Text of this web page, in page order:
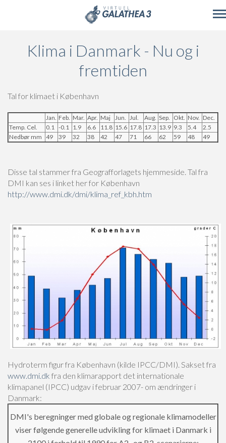
Klima i Danmark - Nu og i
fremtiden
Tal for klimaet i København
Jan. Feb. Mar. Apr. Maj Jun. Jul. Aug. Sep. Okt. Nov. Dec.
Temp. Cel.
0.1 -0.1 1.9 6.6 11.8 15.6 17.8 17.3 13.9 9.3 5.4
2.5
Nedbør mm 49 39 32 38 42 47 71 66 62 59 48 49
Disse tal stammer fra Geografforlagets hjemmeside. Tal fra
DMI kan ses i linket her for København
http://www.dmi.dk/dmi/klima_ref_kbh.htm
Hydroterm figur fra København (kilde IPCC/DMI). Sakset fra
www.dmi.dk fra den klimarapport det internationale
klimapanel (IPCC) udgav i februar 2007- om ændringer i
Danmark:
DMI's beregninger med globale og regionale klimamodeller
viser følgende generelle udvikling for klimaet i Danmark i